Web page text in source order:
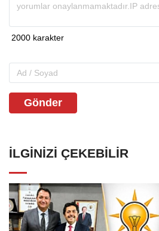
Gönder
İLGINIZI ÇEKEBILIR